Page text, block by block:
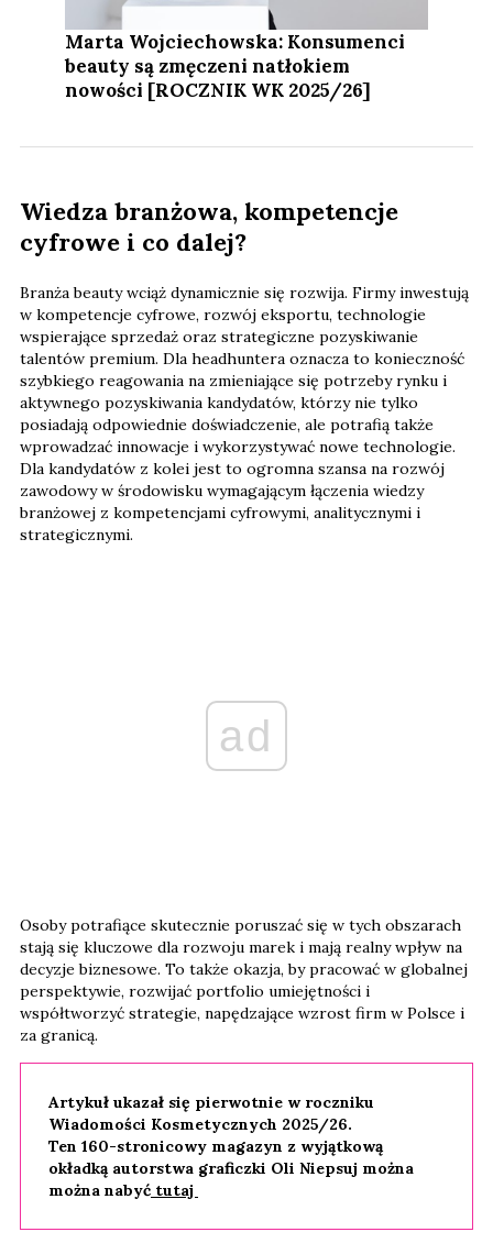
Marta Wojciechowska: Konsumenci
beauty są zmęczeni natłokiem
nowości [ROCZNIK WK 2025/26]
Wiedza branżowa, kompetencje
cyfrowe i co dalej?
Branża beauty wciąż dynamicznie się rozwija. Firmy inwestują
w kompetencje cyfrowe, rozwój eksportu, technologie
wspierające sprzedaż oraz strategiczne pozyskiwanie
talentów premium. Dla headhuntera oznacza to konieczność
szybkiego reagowania na zmieniające się potrzeby rynku i
aktywnego pozyskiwania kandydatów, którzy nie tylko
posiadają odpowiednie doświadczenie, ale potrafią także
wprowadzać innowacje i wykorzystywać nowe technologie.
Dla kandydatów z kolei jest to ogromna szansa na rozwój
zawodowy w środowisku wymagającym łączenia wiedzy
branżowej z kompetencjami cyfrowymi, analitycznymi i
strategicznymi.
ad
Osoby potrafiące skutecznie poruszać się w tych obszarach
stają się kluczowe dla rozwoju marek i mają realny wpływ na
decyzje biznesowe. To także okazja, by pracować w globalnej
perspektywie, rozwijać portfolio umiejętności i
współtworzyć strategie, napędzające wzrost firm w Polsce i
za granicą.
Artykuł ukazał się pierwotnie w roczniku
Wiadomości Kosmetycznych 2025/26.
Ten 160-stronicowy magazyn z wyjątkową
okładką autorstwa graficzki Oli Niepsuj można
można nabyć tutaj